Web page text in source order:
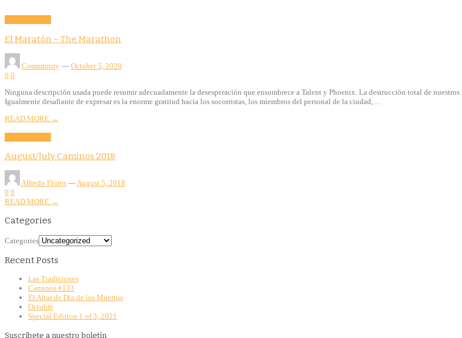
El Maratón – The Marathon
Community — October 5, 2020
0 0
Ninguna descripción usada puede resumir adecuadamente la desesperación que ensombrece a Talent y Phoenix. La destrucción total de
Igualmente desafiante de expresar es la enorme gratitud hacia los socorristas, los miembros del personal de la ciudad, …
READ MORE →
August/July Caminos 2018
Alfredo Flores —August 5, 2018
0 0
READ MORE →
Categories
Categories
Recent Posts
Las Tradiciones
Caminos #133
El Altar de Día de los Muertos
Octubre
Special Edition 1 of 3, 2021
Suscríbete a nuestro boletín